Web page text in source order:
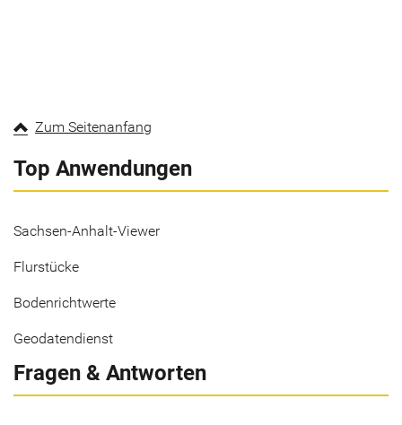
Zum Seitenanfang
Top Anwendungen
Sachsen-Anhalt-Viewer
Flurstücke
Bodenrichtwerte
Geodatendienst
Fragen & Antworten